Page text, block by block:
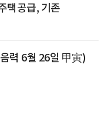
택공급, 기존
력 6월 26일 甲寅)